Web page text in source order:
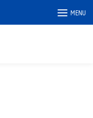
MENU
pc
บประสบการณ์ที่เกี่ยวข้อง
าชมซ้ำ การคลิก "ยอมรับ"